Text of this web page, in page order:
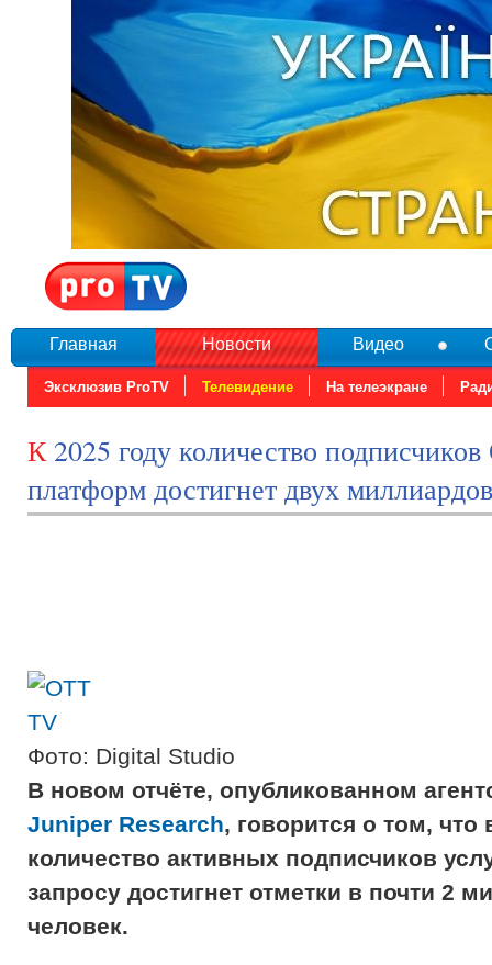
Главная Новости
Эксклюзив ProTV Телевидение На телеэкране
Видео
К 2025 году количество подписчиков ОТТ-
платформ достигнет двух миллиардов
Фото: Digital Studio
В новом отчёте, опубликованном
Juniper Research, говорится о том, что
количество активных подписчиков
запросу достигнет отметки в почти 2
человек.